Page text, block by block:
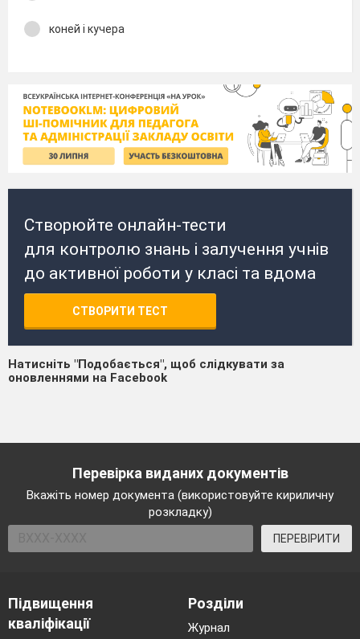
коней і кучера
Створюйте онлайн-тести
для контролю знань і залучення учнів
до активної роботи у класі та вдома
СТВОРИТИ ТЕСТ
Натисніть "Подобається", щоб слідкувати за
оновленнями на Facebook
Перевірка виданих документів
Вкажіть номер документа (використовуйте кириличну
розкладку)
ПЕРЕВІРИТИ
Підвищення
кваліфікації
Розділи
Журнал